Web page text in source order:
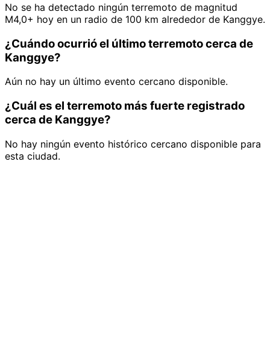
No se ha detectado ningún terremoto de magnitud
M4,0+ hoy en un radio de 100 km alrededor de Kanggye.
¿Cuándo ocurrió el último terremoto cerca de
Kanggye?
Aún no hay un último evento cercano disponible.
¿Cuál es el terremoto más fuerte registrado
cerca de Kanggye?
No hay ningún evento histórico cercano disponible para
esta ciudad.